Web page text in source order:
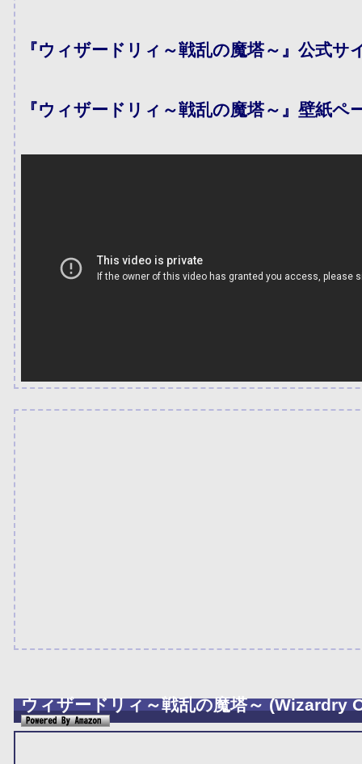
『ウィザードリィ～戦乱の魔塔～』公式サ
『ウィザードリィ～戦乱の魔塔～』壁紙ペ
ウィザードリィ～戦乱の魔塔～ (Wizardry